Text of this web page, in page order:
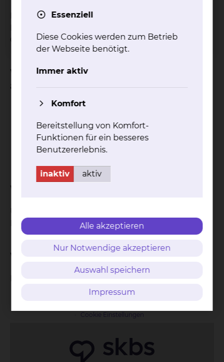
In einer bestimmten Reihenfolge werden beide
Grifftechniken behandelt.
Welche Komplikationen können
auftreten?
Entzündungen
Fieber
Akute Rheumaschübe
Psychosen
Wissenswertes
Nebenwirkung.
Wichtige Hinweise
Impressum AVB
Cookie Einstellungen
Essenziell
Diese Cookies werden zum Betrieb
der Webseite benötigt.
Immer aktiv
Komfort
Bereitstellung von Komfort-
Funktionen für ein besseres
Benutzererlebnis.
inaktiv aktiv
Alle akzeptieren
Nur Notwendige akzeptieren
Auswahl speichern
Impressum